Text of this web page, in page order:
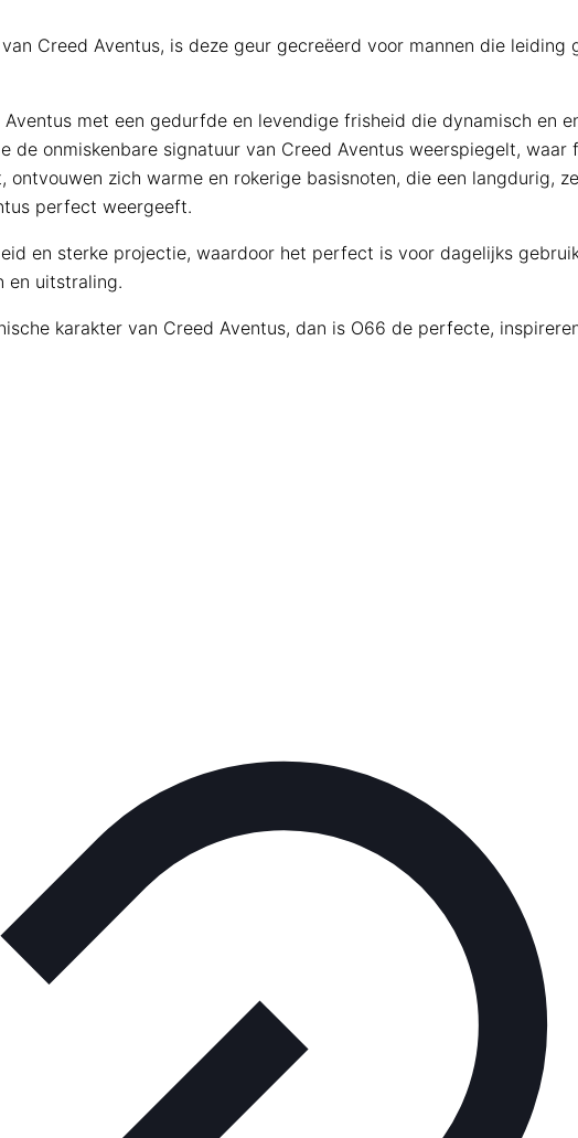
Creed Aventus, is deze geur gecreëerd voor mannen die leiding
met een gedurfde en levendige frisheid die dynamisch en
onmiskenbare signatuur van Creed Aventus weerspiegelt, waar
zich warme en rokerige basisnoten, die een langdurig,
perfect weergeeft.
en sterke projectie, waardoor het perfect is voor dagelijks
en uitstraling.
karakter van Creed Aventus, dan is O66 de perfecte,